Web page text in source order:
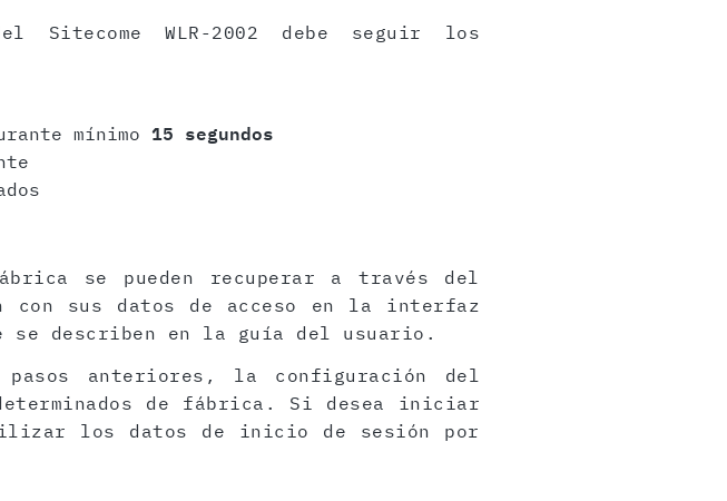
WLR-2002 debe seguir los
mínimo 15 segundos
se pueden recuperar a través del
sus datos de acceso en la interfaz
se describen en la guía del usuario.
pasos anteriores, la configuración del
de fábrica. Si desea iniciar
los datos de inicio de sesión por